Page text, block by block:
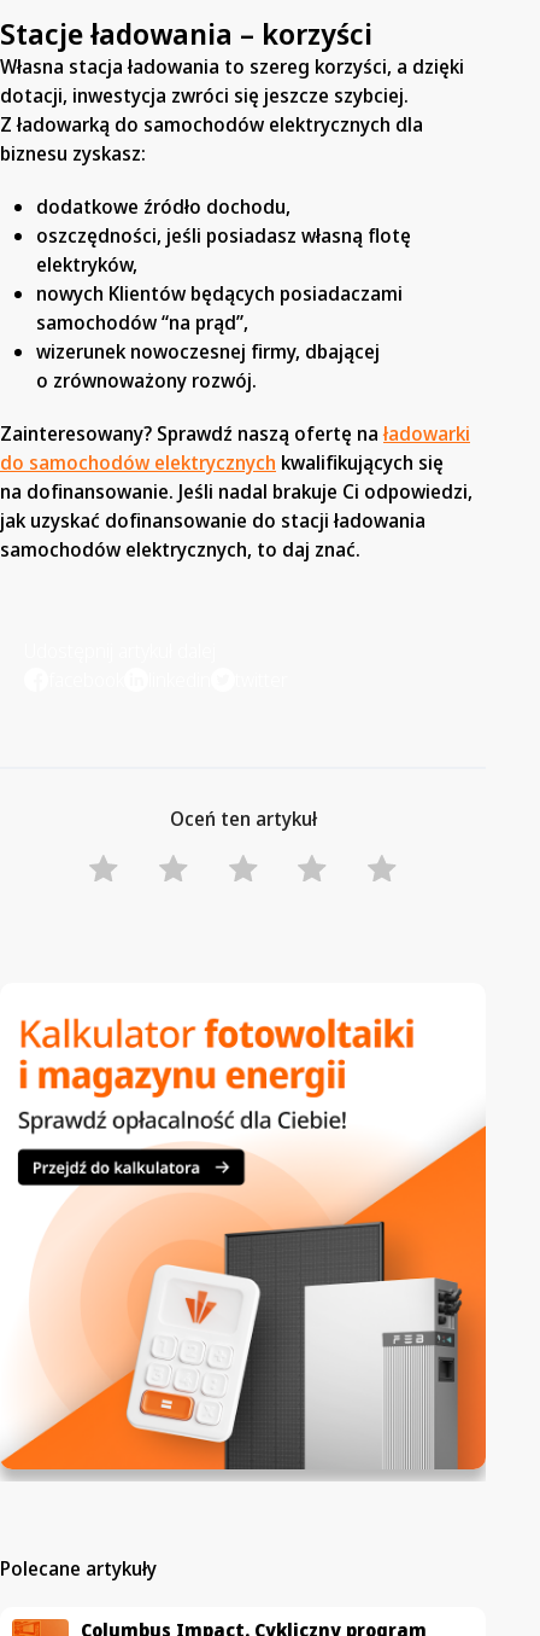
Stacje ładowania – korzyści
Własna stacja ładowania to szereg korzyści, a dzięki
dotacji, inwestycja zwróci się jeszcze szybciej.
Z ładowarką do samochodów elektrycznych dla
biznesu zyskasz:
dodatkowe źródło dochodu,
oszczędności, jeśli posiadasz własną flotę
elektryków,
nowych Klientów będących posiadaczami
samochodów “na prąd”,
wizerunek nowoczesnej firmy, dbającej
o zrównoważony rozwój.
Zainteresowany? Sprawdź naszą ofertę naładowarki
do samochodów elektrycznych kwalifikujących się
na dofinansowanie. Jeśli nadal brakuje Ci odpowiedzi,
jak uzyskać dofinansowanie do stacji ładowania
samochodów elektrycznych, to daj znać.
Oceń ten artykuł
Polecane artykuły
Columbus Impact. Cykliczny program